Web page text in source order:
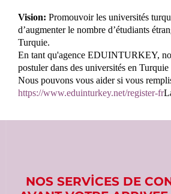
Vision: Promouvoir les universités
d’augmenter le nombre d’étudiants
Turquie.
En tant qu'agence EDUINTURKEY,
postuler dans des universités en Turquie
Nous pouvons vous aider si vous
https://www.eduinturkey.net/register-fr
NOS SERVİCES DE